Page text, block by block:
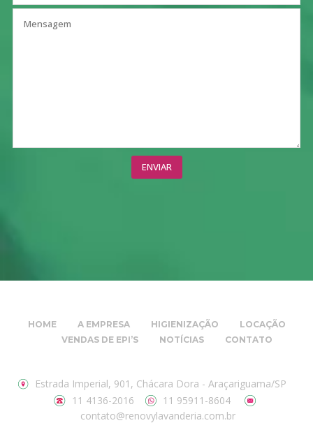
HOME A EMPRESA HIGIENIZAÇÃO
LOCAÇÃO
VENDAS DE EPI’S
NOTÍCIAS CONTATO
Estrada Imperial, 901, Chácara Dora - Araçariguama/SP
11 4136-2016
11 95911-8604
contato@renovylavanderia.com.br